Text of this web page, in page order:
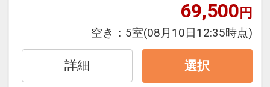
タオル交換/ゴミ回収/お水の補充のみと
設定期間：2026年6月21日～2026年9月
30日
●ご朝食ブッフェ「The Orion Brasserie
＆ Table」にて、オリオンビールのフリ
ーフローをご用意！
69,500円
空き： 5室(08月10日12:35時点)
詳細 選択